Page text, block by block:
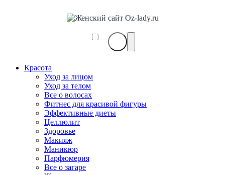
Красота
Уход за лицом
Уход за телом
Все о волосах
Фитнес для красивой фигуры
Эффективные диеты
Целлюлит
Здоровье
Макияж
Маникюр
Парфюмерия
Все о загаре